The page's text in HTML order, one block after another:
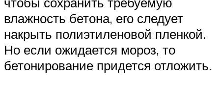
влажность бетона, его следует
накрыть полиэтиленовой пленкой.
Но если ожидается мороз, то
бетонирование придется отложить.